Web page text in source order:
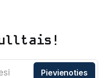
Pievienoties